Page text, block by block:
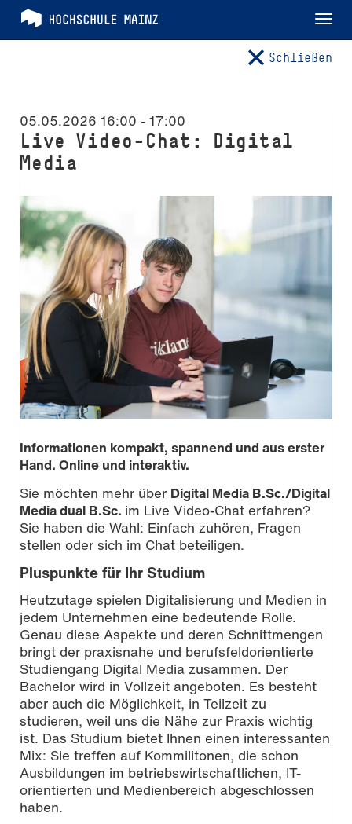
Schließen
05.05.2026 16:00 - 17:00
Live Video-Chat: Digital
Media
Foto: Nathalie Zimmermann
Informationen kompakt, spannend und aus erster
Hand. Online und interaktiv.
Sie möchten mehr über Digital Media B.Sc./Digital
Media dual B.Sc. im Live Video-Chat erfahren?
Sie haben die Wahl: Einfach zuhören, Fragen
stellen oder sich im Chat beteiligen.
Pluspunkte für Ihr Studium
Heutzutage spielen Digitalisierung und Medien in
jedem Unternehmen eine bedeutende Rolle.
Genau diese Aspekte und deren Schnittmengen
bringt der praxisnahe und berufsfeldorientierte
Studiengang Digital Media zusammen. Der
Bachelor wird in Vollzeit angeboten. Es besteht
aber auch die Möglichkeit, in Teilzeit zu
studieren, weil uns die Nähe zur Praxis wichtig
ist. Das Studium bietet Ihnen einen interessanten
Mix: Sie treffen auf Kommilitonen, die schon
Ausbildungen im betriebswirtschaftlichen, IT-
orientierten und Medienbereich abgeschlossen
haben.